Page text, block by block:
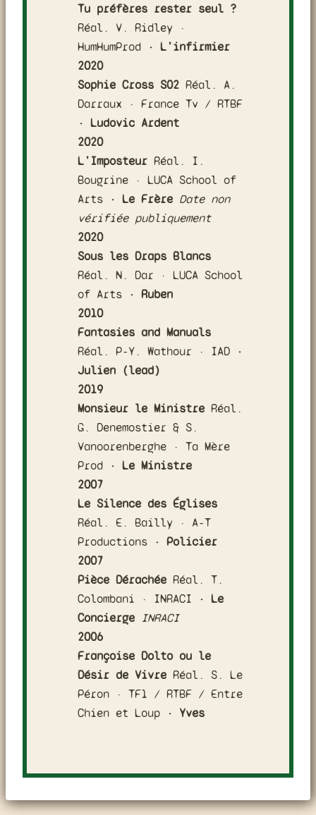
Tu préfères rester seul ?
Réal. V. Ridley ·
HumHumProd · L’infirmier
2020
Sophie Cross S02 Réal. A.
Darraux · France Tv / RTBF
· Ludovic Ardent
2020
L’Imposteur Réal. I.
Bougrine · LUCA School of
Arts · Le FrèreDate non
vérifiée publiquement
2020
Sous les Draps Blancs
Réal. N. Dar · LUCA School
of Arts · Ruben
2010
Fantasies and Manuals
Réal. P-Y. Wathour · IAD ·
Julien (lead)
2019
Monsieur le MinistreRéal.
G. Denemostier & S.
Vanoorenberghe · Ta Mère
Prod · Le Ministre
2007
Le Silence des Églises
Réal. E. Bailly · A-T
Productions · Policier
2007
Pièce DérachéeRéal. T.
Colombani · INRACI · Le
ConciergeINRACI
2006
Françoise Dolto ou le
Désir de VivreRéal. S. Le
Péron · TF1 / RTBF / Entre
Chien et Loup · Yves